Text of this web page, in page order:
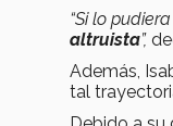
“Si lo
altruista”,
Además,
tal